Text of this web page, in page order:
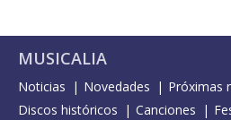
MUSICALIA
Noticias Novedades
Próximas
Discos históricos
Canciones